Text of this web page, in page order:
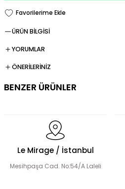
ÜRÜN BİLGİSİ
YORUMLAR
ÖNERİLERİNİZ
BENZER ÜRÜNLER
Le Mirage / İstanbul
Mesihpaşa Cad. No:54/A Laleli